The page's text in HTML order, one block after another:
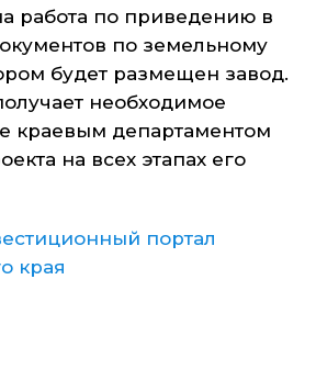
работа по приведению в
по земельному
будет размещен завод.
необходимое
краевым департаментом
на всех этапах его
портал
края